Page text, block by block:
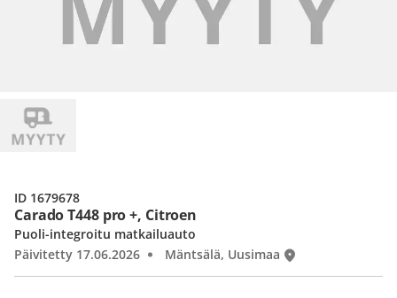
Carado T448 pro +, Citroen
Puoli-integroitu matkailuauto
Päivitetty 17.06.2026
Mäntsälä, Uusimaa
ID 1679678